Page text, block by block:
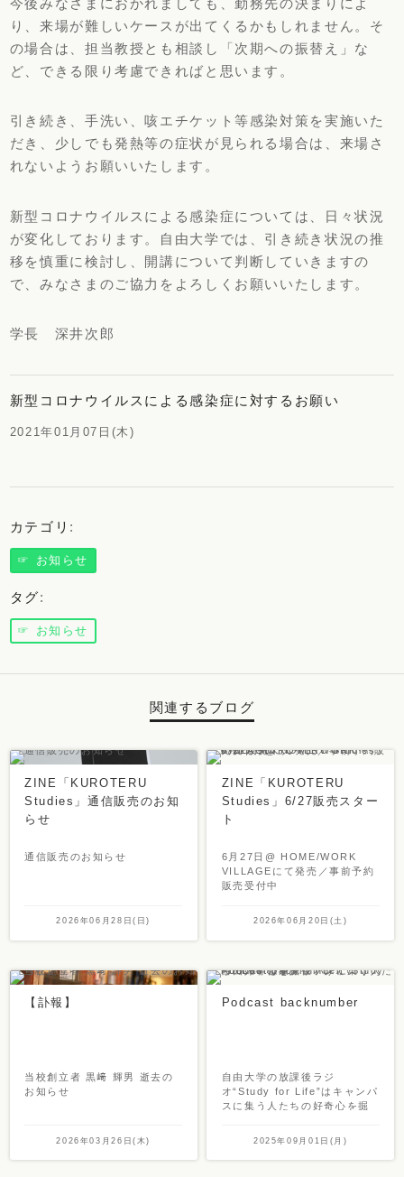
今後みなさまにおかれましても、勤務先の決まりによ
り、来場が難しいケースが出てくるかもしれません。そ
の場合は、担当教授とも相談し「次期への振替え」な
ど、できる限り考慮できればと思います。
引き続き、手洗い、咳エチケット等感染対策を実施いた
だき、少しでも発熱等の症状が見られる場合は、来場さ
れないようお願いいたします。
新型コロナウイルスによる感染症については、日々状況
が変化しております。自由大学では、引き続き状況の推
移を慎重に検討し、開講について判断していきますの
で、みなさまのご協力をよろしくお願いいたします。
学長 深井次郎
新型コロナウイルスによる感染症に対するお願い
2021年01月07日(木)
カテゴリ :
☞ お知らせ
タグ:
☞ お知らせ
関連するブログ
ZINE「KUROTERU
Studies」通信販売のお知
らせ
通信販売のお知らせ
2026年06月28日(日)
ZINE「KUROTERU
Studies」6/27販売スター
ト
6月27日@ HOME/WORK
VILLAGEにて発売／事前予約
販売受付中
2026年06月20日(土)
【訃報】
当校創立者 黒﨑 輝男 逝去の
お知らせ
2026年03月26日(木)
Podcast backnumber
自由大学の放課後ラジ
オ“Study for Life”はキャンパ
スに集う人たちの好奇心を掘
2025年09月01日(月)